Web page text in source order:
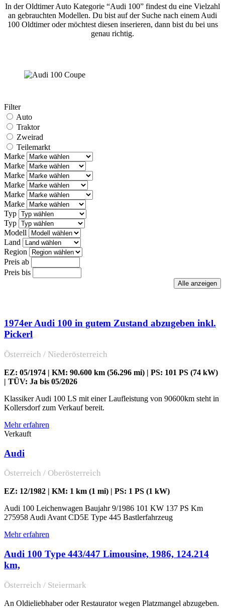
In der Oldtimer Auto Kategorie “Audi 100” findest du eine Vielzahl
an gebrauchten Modellen. Du bist auf der Suche nach einem Audi
100 Oldtimer oder möchtest diesen inserieren, dann bist du bei uns
genau richtig.
Filter
Auto
Traktor
Zweirad
Teilemarkt
Marke
Marke
Marke
Marke
Marke
Marke
Typ
Typ
Modell
Land
Region
Preis ab
Preis bis
1974er Audi 100 in gutem Zustand abzugeben inkl.
Pickerl
Österreich / Niederösterreich
EZ: 05/1974 | KM: 90.600 km (56.296 mi) | PS: 101 PS (74 kW)
| TÜV: Ja bis 05/2026
Klassiker Audi 100 LS mit einer Laufleistung von 90600km steht in
Kollersdorf zum Verkauf bereit.
Mehr erfahren
Verkauft
Audi
Österreich / Oberösterreich
EZ: 12/1982 | KM: 1 km (1 mi) | PS: 1 PS (1 kW)
Audi 100 Leichenwagen Baujahr 9/1986 101 KW 137 PS Km
275958 Audi Avant CD5E Type 445 Bastlerfahrzeug
Mehr erfahren
Audi 100 Type 443/447 Limousine, 1986, 124.214
km,
Österreich / Steiermark
An Oldieliebhaber oder Restaurator wegen Platzmangel abzugeben.